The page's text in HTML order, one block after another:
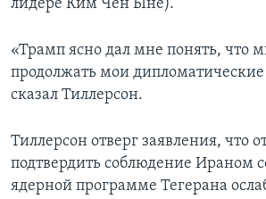
лидере Ким Чен Ыне).
«Трамп ясно дал мне понять, что
продолжать мои дипломатические
сказал Тиллерсон.
Тиллерсон отверг заявления, что
подтвердить соблюдение Ираном
ядерной программе Тегерана